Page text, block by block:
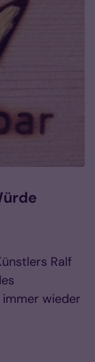
Ralf
immer wieder